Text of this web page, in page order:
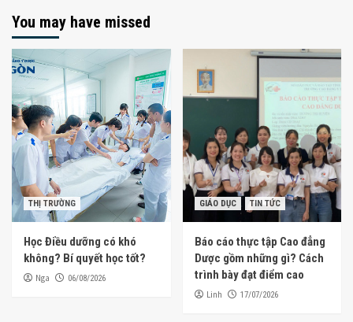
You may have missed
THỊ TRƯỜNG
Học Điều dưỡng có khó
không? Bí quyết học tốt?
Nga 06/08/2026
GIÁO DỤC TIN TỨC
Báo cáo thực tập Cao đẳng
Dược gồm những gì? Cách
trình bày đạt điểm cao
Linh 17/07/2026